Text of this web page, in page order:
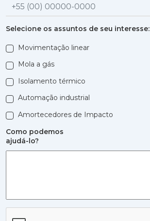
Selecione os assuntos de seu interesse:
Movimentação linear
Mola a gás
Isolamento térmico
Automação industrial
Amortecedores de Impacto
Como podemos
ajudá-lo?